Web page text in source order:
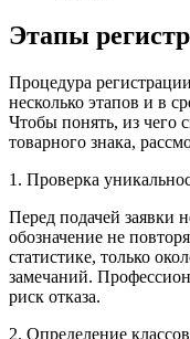
Этапы
Процедура
несколько этапов и в
Чтобы понять, из чего
товарного знака,
1. Проверка
Перед подачей заявки
обозначение не
статистике, только
замечаний.
риск отказа.
2. Определение